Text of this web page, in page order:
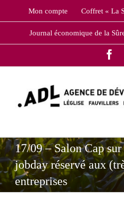
Mon compte Coffret « La
Journal économique de la
17/09 – Salon Cap
jobday réservé aux
entreprises